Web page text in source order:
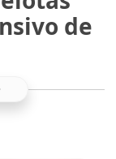
de